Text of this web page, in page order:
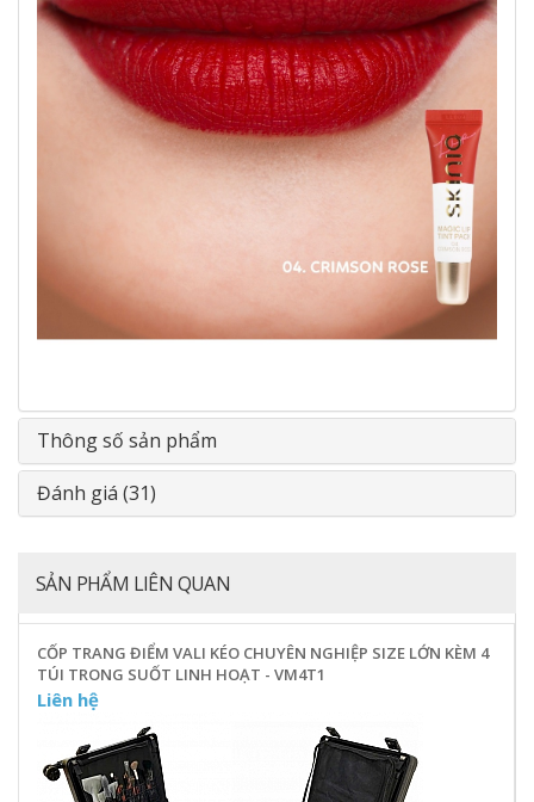
Thông số sản phẩm
Đánh giá (31)
SẢN PHẨM LIÊN QUAN
CỐP TRANG ĐIỂM VALI KÉO CHUYÊN NGHIỆP SIZE LỚN KÈM 4
TÚI TRONG SUỐT LINH HOẠT - VM4T1
Liên hệ